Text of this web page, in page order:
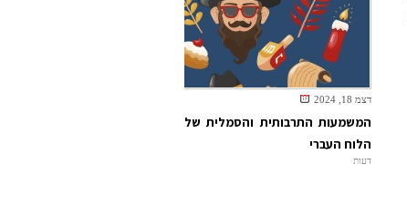
דצמ 18, 2024
המשמעות התרבותית והסמלית של
הלוח העברי
דעות